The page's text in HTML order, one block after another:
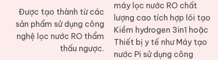
Được tạo thành từ các
sản phẩm sử dụng công
nghệ lọc nước RO thẩm
thấu ngược.
máy lọc nước RO chất
lượng cao tích hợp lõi tạo
Kiềm hydrogen 3in1 hoặc
Thiết bị y tế như Máy tạo
nước Pi sử dụng công